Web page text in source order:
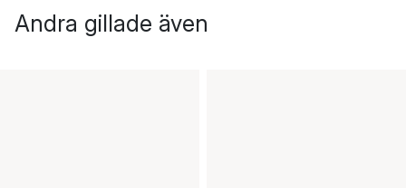
Andra gillade även